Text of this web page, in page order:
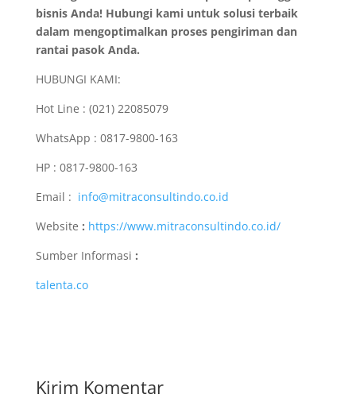
bisnis Anda! Hubungi kami untuk solusi terbaik
dalam mengoptimalkan proses pengiriman dan
rantai pasok Anda.
HUBUNGI KAMI:
Hot Line : (021) 22085079
WhatsApp : 0817-9800-163
HP : 0817-9800-163
Email : info@mitraconsultindo.co.id
Website : https://www.mitraconsultindo.co.id/
Sumber Informasi :
talenta.co
Kirim Komentar